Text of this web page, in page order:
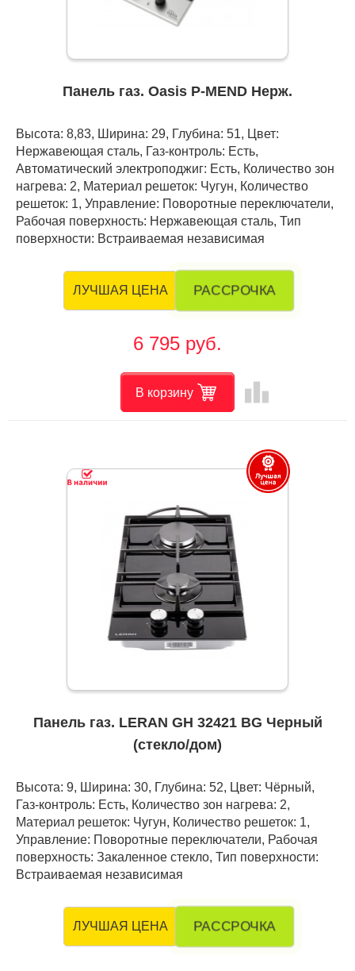
Панель газ. Oasis P-MEND Нерж.
Высота: 8,83, Ширина: 29, Глубина: 51, Цвет:
Нержавеющая сталь, Газ-контроль: Есть,
Автоматический электроподжиг: Есть, Количество зон
нагрева: 2, Материал решеток: Чугун, Количество
решеток: 1, Управление: Поворотные переключатели,
Рабочая поверхность: Нержавеющая сталь, Тип
поверхности: Встраиваемая независимая
ЛУЧШАЯ ЦЕНА РАССРОЧКА
6 795 руб.
В корзину leaderboard
Панель газ. LERAN GH 32421 BG Черный
(стекло/дом)
Высота: 9, Ширина: 30, Глубина: 52, Цвет: Чёрный,
Газ-контроль: Есть, Количество зон нагрева: 2,
Материал решеток: Чугун, Количество решеток: 1,
Управление: Поворотные переключатели, Рабочая
поверхность: Закаленное стекло, Тип поверхности:
Встраиваемая независимая
ЛУЧШАЯ ЦЕНА РАССРОЧКА